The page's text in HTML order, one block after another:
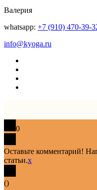
Валерия
whatsapp: +7 (910) 470-39-
info@kyoga.ru
0
Оставьте комментарий!
статьи.x
()